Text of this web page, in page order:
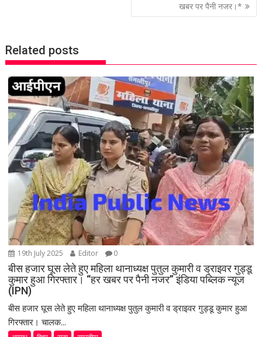
v
i
g
a
t
i
o
n
खबर पर पैनी नजर।*
Related posts
19th July 2025 Editor 0
बीस हजार घूस लेते हुए महिला थानाध्यक्ष पुतुल कुमारी व ड्राइवर गुड्डू
कुमार हुआ गिरफ्तार। “हर खबर पर पैनी नजर” इंडिया पब्लिक न्यूज
(IPN)
बीस हजार घूस लेते हुए महिला थानाध्यक्ष पुतुल कुमारी व ड्राइवर गुड्डू कुमार हुआ
गिरफ्तार। चालक...